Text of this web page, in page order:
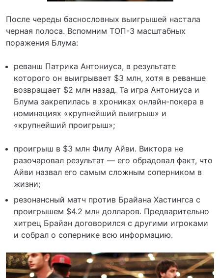
После череды баснословных выигрышей настала
черная полоса. Вспомним ТОП-3 масштабных
поражения Блума:
реванш Патрика Антониуса, в результате
которого он выигрывает $3 млн, хотя в реванше
возвращает $2 млн назад. Та игра Антониуса и
Блума закрепилась в хрониках онлайн-покера в
номинациях «крупнейший выигрыш» и
«крупнейший проигрыш»;
проигрыш в $3 млн Филу Айви. Виктора не
разочаровал результат — его обрадовал факт, что
Айви назвал его самым сложным соперником в
жизни;
резонансный матч против Брайана Хастингса с
проигрышем $4.2 млн долларов. Предварительно
хитрец Брайан договорился с другими игроками
и собрал о сопернике всю информацию.